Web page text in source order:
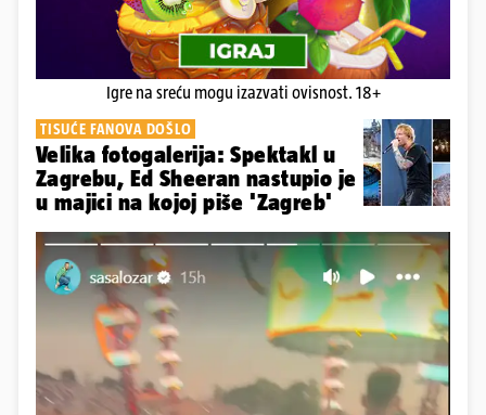
Igre na sreću mogu izazvati ovisnost. 18+
TISUĆE FANOVA DOŠLO
Velika fotogalerija: Spektakl u
Zagrebu, Ed Sheeran nastupio je
u majici na kojoj piše 'Zagreb'